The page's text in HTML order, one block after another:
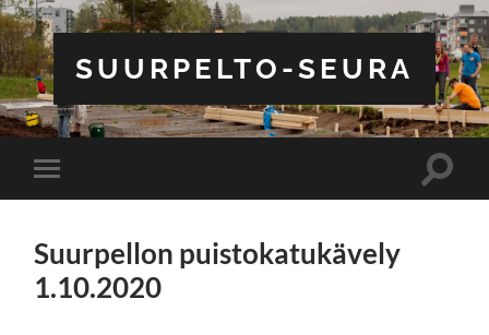
SUURPELTO-SEURA
Toggle
mobile
Toggle
Suurpellon puistokatukävely
1.10.2020